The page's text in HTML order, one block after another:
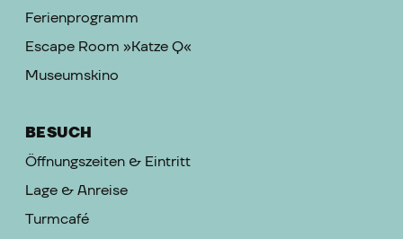
Ferienprogramm
Escape Room »Katze Q«
Museumskino
BESUCH
Öffnungszeiten & Eintritt
Lage & Anreise
Turmcafé